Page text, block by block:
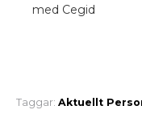
med Cegid
Taggar: Aktuellt